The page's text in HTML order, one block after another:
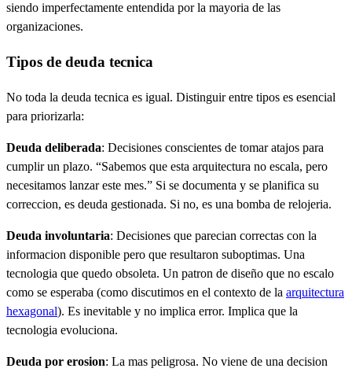
siendo imperfectamente entendida por la mayoria de las
organizaciones.
Tipos de deuda tecnica
No toda la deuda tecnica es igual. Distinguir entre tipos es esencial
para priorizarla:
Deuda deliberada: Decisiones conscientes de tomar atajos para
cumplir un plazo. “Sabemos que esta arquitectura no escala, pero
necesitamos lanzar este mes.” Si se documenta y se planifica su
correccion, es deuda gestionada. Si no, es una bomba de relojeria.
Deuda involuntaria: Decisiones que parecian correctas con la
informacion disponible pero que resultaron suboptimas. Una
tecnologia que quedo obsoleta. Un patron de diseño que no escalo
como se esperaba (como discutimos en el contexto de la arquitectura
hexagonal). Es inevitable y no implica error. Implica que la
tecnologia evoluciona.
Deuda por erosion: La mas peligrosa. No viene de una decision